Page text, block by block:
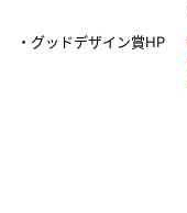
・グッドデザイン賞HP